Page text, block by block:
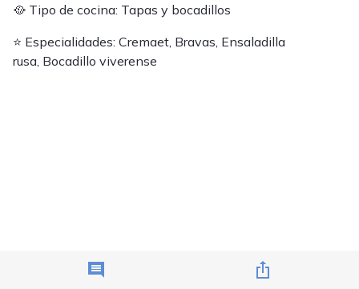
🥘 Tipo de cocina: Tapas y bocadillos
⭐ Especialidades: Cremaet, Bravas, Ensaladilla
rusa, Bocadillo viverense